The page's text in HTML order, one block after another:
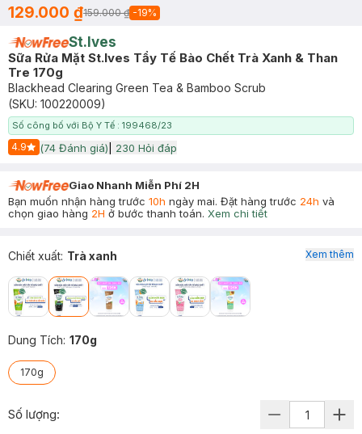
129.000 ₫159.000 ₫ -19%
St.Ives
Sữa Rửa Mặt St.Ives Tẩy Tế Bào Chết Trà Xanh & Than
Tre 170g
Blackhead Clearing Green Tea & Bamboo Scrub
(SKU: 100220009)
Số công bố với Bộ Y Tế : 199468/23
4.9
Start Icon
(74 Đánh giá) 230 Hỏi đáp
Giao Nhanh Miễn Phí 2H
Bạn muốn nhận hàng trước 10h ngày mai. Đặt hàng trước 24h và
chọn giao hàng 2H ở bước thanh toán. Xem chi tiết
Chiết xuất: Trà xanh
Dung Tích: 170g
170g
Xem thêm
Số lượng: